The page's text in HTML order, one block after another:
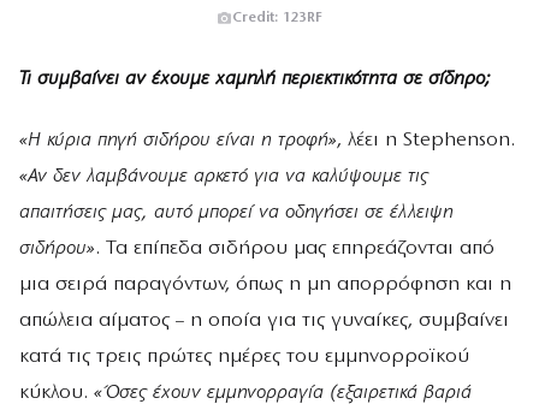
Credit: 123RF
Τι συμβαίνει αν έχουμε χαμηλή περιεκτικότητα σε σίδηρο;
«Η κύρια πηγή σιδήρου είναι η τροφή», λέει η Stephenson.
«Αν δεν λαμβάνουμε αρκετό για να καλύψουμε τις
απαιτήσεις μας, αυτό μπορεί να οδηγήσει σε έλλειψη
σιδήρου». Τα επίπεδα σιδήρου μας επηρεάζονται από
μια σειρά παραγόντων, όπως η μη απορρόφηση και η
απώλεια αίματος – η οποία για τις γυναίκες, συμβαίνει
κατά τις τρεις πρώτες ημέρες του εμμηνορροϊκού
κύκλου. «Όσες έχουν εμμηνορραγία (εξαιρετικά βαριά